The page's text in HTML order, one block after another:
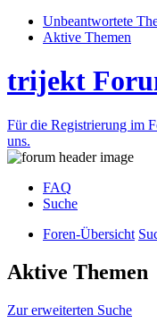
Unbeantwortete
Aktive Themen
trijekt
Für die Registrierung im
uns.
FAQ
Suche
Foren-Übersicht
Aktive Themen
Zur erweiterten Suche